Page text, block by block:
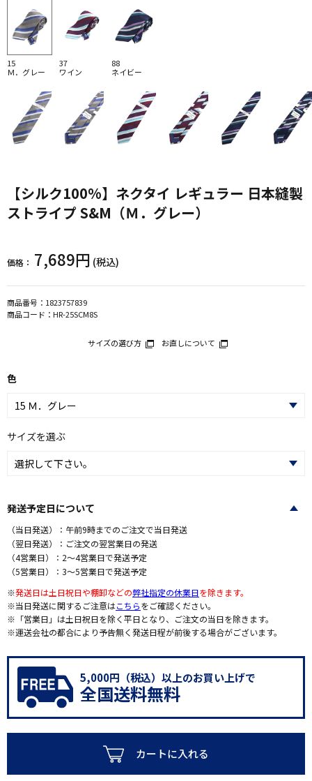
15
Ｍ．グレー
37
ワイン
88
ネイビー
【シルク100%】ネクタイ レギュラー 日本縫製
ストライプ S&M（Ｍ．グレー）
価格： 7,689円 (税込)
商品番号： 1823757839
商品コード： HR-25SCM8S
サイズの選び方 お直しについて
色
サイズを選ぶ
発送予定日について
（当日発送）：午前9時までのご注文で当日発送
（翌日発送）：ご注文の翌営業日の発送
（4営業日）：2～4営業日で発送予定
（5営業日）：3～5営業日で発送予定
※発送日は土日祝日や棚卸などの弊社指定の休業日を除きます。
※当日発送に関するご注意はこちらをご確認ください。
※「営業日」は土日祝日を除く平日となり、ご注文の当日を除きます。
※運送会社の都合により予告無く発送日程が前後する場合がございます。
5,000円（税込）以上のお買い上げで
全国送料無料
カートに入れる